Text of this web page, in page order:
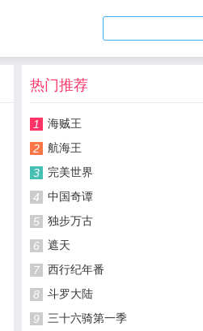
热门推荐
1
海贼王
2
航海王
3
完美世界
4
中国奇谭
5
独步万古
6
遮天
7
西行纪年番
8
斗罗大陆
9
三十六骑第一季